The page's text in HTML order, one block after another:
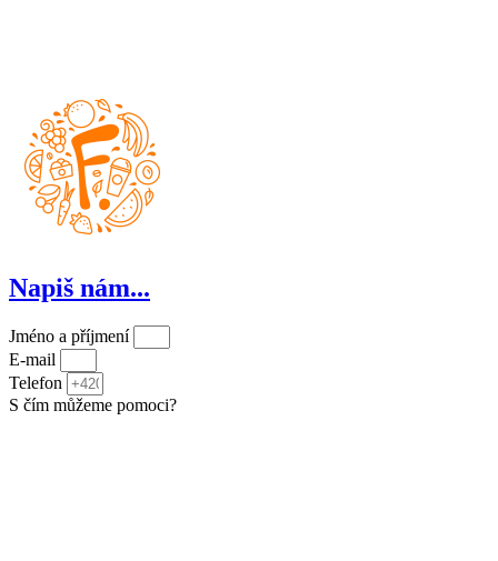
Napiš nám...
Jméno a příjmení
E-mail
Telefon
S čím můžeme pomoci?